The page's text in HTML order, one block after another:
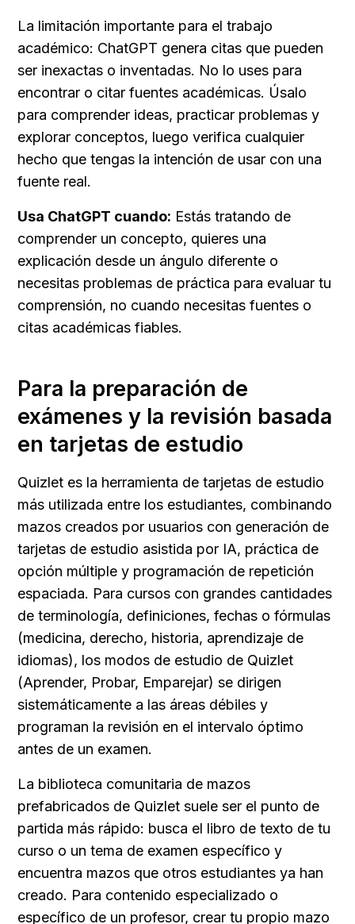
La limitación importante para el trabajo
académico: ChatGPT genera citas que pueden
ser inexactas o inventadas. No lo uses para
encontrar o citar fuentes académicas. Úsalo
para comprender ideas, practicar problemas y
explorar conceptos, luego verifica cualquier
hecho que tengas la intención de usar con una
fuente real.
Usa ChatGPT cuando: Estás tratando de
comprender un concepto, quieres una
explicación desde un ángulo diferente o
necesitas problemas de práctica para evaluar tu
comprensión, no cuando necesitas fuentes o
citas académicas fiables.
Para la preparación de
exámenes y la revisión basada
en tarjetas de estudio
Quizlet es la herramienta de tarjetas de estudio
más utilizada entre los estudiantes, combinando
mazos creados por usuarios con generación de
tarjetas de estudio asistida por IA, práctica de
opción múltiple y programación de repetición
espaciada. Para cursos con grandes cantidades
de terminología, definiciones, fechas o fórmulas
(medicina, derecho, historia, aprendizaje de
idiomas), los modos de estudio de Quizlet
(Aprender, Probar, Emparejar) se dirigen
sistemáticamente a las áreas débiles y
programan la revisión en el intervalo óptimo
antes de un examen.
La biblioteca comunitaria de mazos
prefabricados de Quizlet suele ser el punto de
partida más rápido: busca el libro de texto de tu
curso o un tema de examen específico y
encuentra mazos que otros estudiantes ya han
creado. Para contenido especializado o
específico de un profesor, crear tu propio mazo